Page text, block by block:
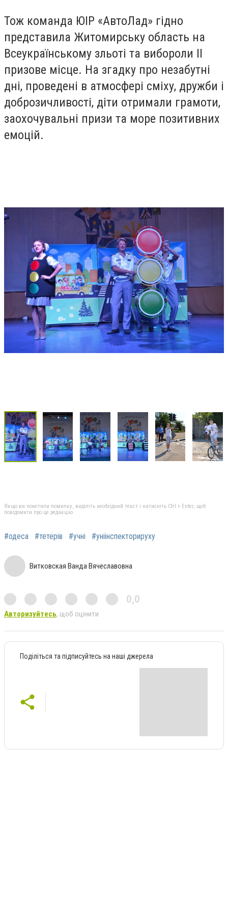
Тож команда ЮІР «АвтоЛад» гідно
представила Житомирську область на
Всеукраїнському зльоті та вибороли ІІ
призове місце. На згадку про незабутні
дні, проведені в атмосфері сміху, дружби і
доброзичливості, діти отримали грамоти,
заохочувальні призи та море позитивних
емоцій.
Якщо ви помітили помилку, виділіть необхідний текст і натисніть Ctrl + Enter, щоб
повідомити про це редакцію
#одеса #тетерів #учні #уніінспекторируху
Витковская Ванда Вячеславовна
0,0
Авторизуйтесь, щоб оцінити
Поділіться та підписуйтесь на наші джерела